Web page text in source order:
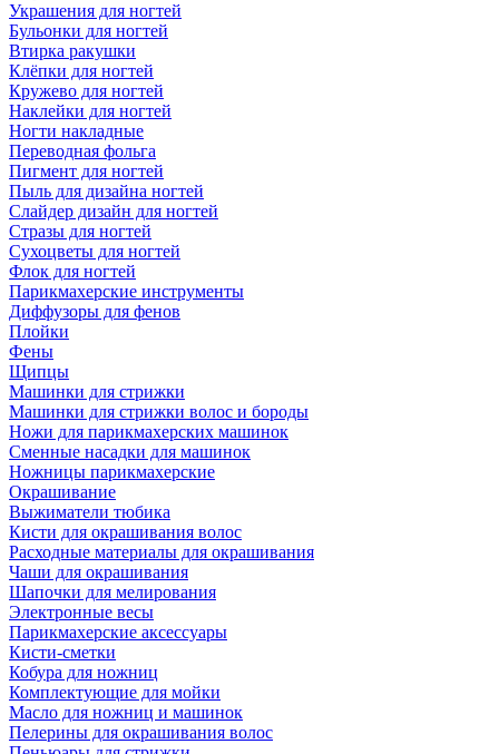
Украшения для ногтей
Бульонки для ногтей
Втирка ракушки
Клёпки для ногтей
Кружево для ногтей
Наклейки для ногтей
Ногти накладные
Переводная фольга
Пигмент для ногтей
Пыль для дизайна ногтей
Слайдер дизайн для ногтей
Стразы для ногтей
Сухоцветы для ногтей
Флок для ногтей
Парикмахерские инструменты
Диффузоры для фенов
Плойки
Фены
Щипцы
Машинки для стрижки
Машинки для стрижки волос и бороды
Ножи для парикмахерских машинок
Сменные насадки для машинок
Ножницы парикмахерские
Окрашивание
Выжиматели тюбика
Кисти для окрашивания волос
Расходные материалы для окрашивания
Чаши для окрашивания
Шапочки для мелирования
Электронные весы
Парикмахерские аксессуары
Кисти-сметки
Кобура для ножниц
Комплектующие для мойки
Масло для ножниц и машинок
Пелерины для окрашивания волос